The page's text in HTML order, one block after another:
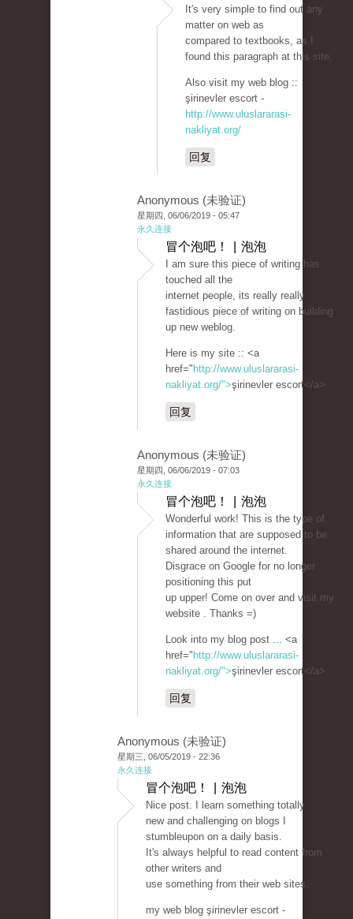
It's very simple to find out any
matter on web as
compared to textbooks, as I
found this paragraph at this site.
Also visit my web blog ::
şirinevler escort -
http://www.uluslararasi-
nakliyat.org/
回复
Anonymous (未验证)
星期四, 06/06/2019 - 05:47
永久连接
冒个泡吧！ | 泡泡
I am sure this piece of writing has
touched all the
internet people, its really really
fastidious piece of writing on building
up new weblog.
Here is my site :: <a
href=" http://www.uluslararasi-
nakliyat.org/">şirinevler escort</a>
回复
Anonymous (未验证)
星期四, 06/06/2019 - 07:03
永久连接
冒个泡吧！ | 泡泡
Wonderful work! This is the type of
information that are supposed to be
shared around the internet.
Disgrace on Google for no longer
positioning this put
up upper! Come on over and visit my
website . Thanks =)
Look into my blog post ... <a
href=" http://www.uluslararasi-
nakliyat.org/">şirinevler escort</a>
回复
Anonymous (未验证)
星期三, 06/05/2019 - 22:36
永久连接
冒个泡吧！ | 泡泡
Nice post. I learn something totally
new and challenging on blogs I
stumbleupon on a daily basis.
It's always helpful to read content from
other writers and
use something from their web sites.
my web blog şirinevler escort -